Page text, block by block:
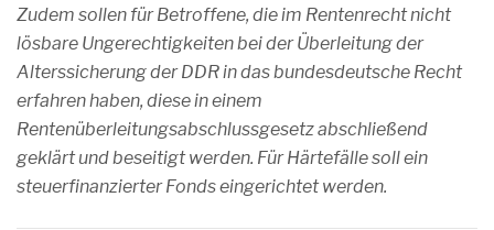
Zudem sollen für Betroffene, die im Rentenrecht nicht
lösbare Ungerechtigkeiten bei der Überleitung der
Alterssicherung der DDR in das bundesdeutsche Recht
erfahren haben, diese in einem
Rentenüberleitungsabschlussgesetz abschließend
geklärt und beseitigt werden. Für Härtefälle soll ein
steuerfinanzierter Fonds eingerichtet werden.